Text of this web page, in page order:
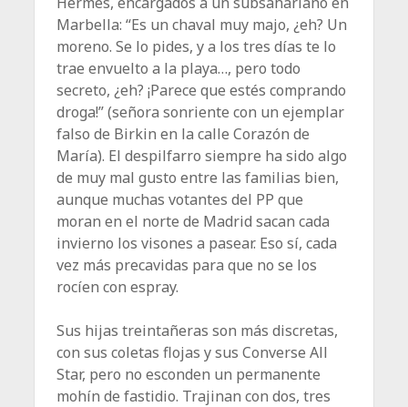
Marbella: “Es un chaval muy majo, ¿eh? Un
moreno. Se lo pides, y a los tres días te lo
trae envuelto a la playa…, pero todo
secreto, ¿eh? ¡Parece que estés comprando
droga!” (señora sonriente con un ejemplar
falso de Birkin en la calle Corazón de
María). El despilfarro siempre ha sido algo
de muy mal gusto entre las familias bien,
aunque muchas votantes del PP que
moran en el norte de Madrid sacan cada
invierno los visones a pasear. Eso sí, cada
vez más precavidas para que no se los
rocíen con espray.
Sus hijas treintañeras son más discretas,
con sus coletas flojas y sus Converse All
Star, pero no esconden un permanente
mohín de fastidio. Trajinan con dos, tres